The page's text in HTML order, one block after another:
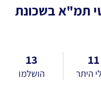
תמ"אבשכונת
11
היתר
13
הושלמו